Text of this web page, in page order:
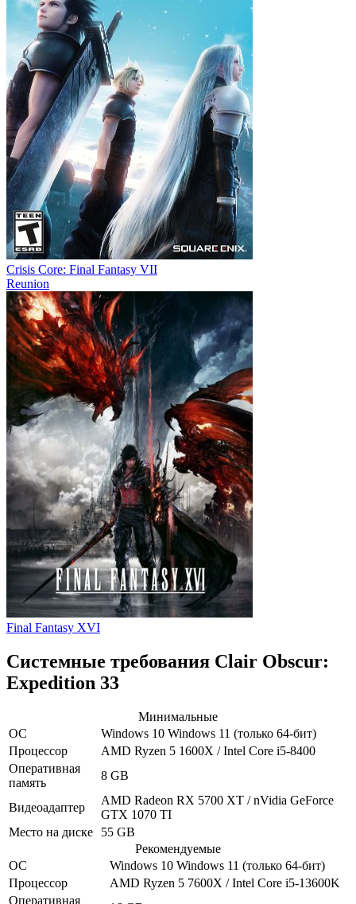
Crisis Core: Final Fantasy VII
Reunion
Final Fantasy XVI
Системные требования Clair Obscur:
Expedition 33
Минимальные
ОС
Windows 10 Windows 11 (только 64-бит)
Процессор
AMD Ryzen 5 1600X / Intel Core i5-8400
Оперативная
память
8 GB
Видеоадаптер
AMD Radeon RX 5700 XT / nVidia GeForce
GTX 1070 TI
Место на диске
55 GB
Рекомендуемые
ОС
Windows 10 Windows 11 (только 64-бит)
Процессор
AMD Ryzen 5 7600X / Intel Core i5-13600K
Оперативная